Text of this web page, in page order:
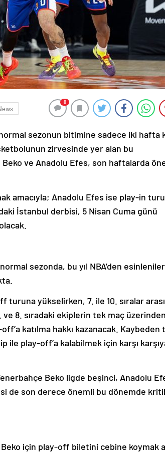
0
sezonun bitimine sadece iki hafta
zirvesinde yer alan bu
ve Anadolu Efes, son haftalarda
amacıyla; Anadolu Efes ise play-in
İstanbul derbisi, 5 Nisan Cuma günü
sezonda, bu yıl NBA’den
turuna yükselirken, 7. ile 10. sıralar
8. sıradaki ekiplerin tek maç üzerinden
katılma hakkı kazanacak. Kaybeden
ile play-off’a kalabilmek için karşı
Beko ligde beşinci, Anadolu
de son derece önemli bu dönemde
için play-off biletini cebine koymak